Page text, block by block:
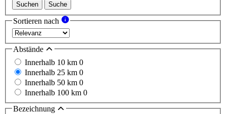
Suchen Suche
Sortieren nach
Abstände
Innerhalb 10 km 0
Innerhalb 25 km 0
Innerhalb 50 km 0
Innerhalb 100 km 0
Bezeichnung